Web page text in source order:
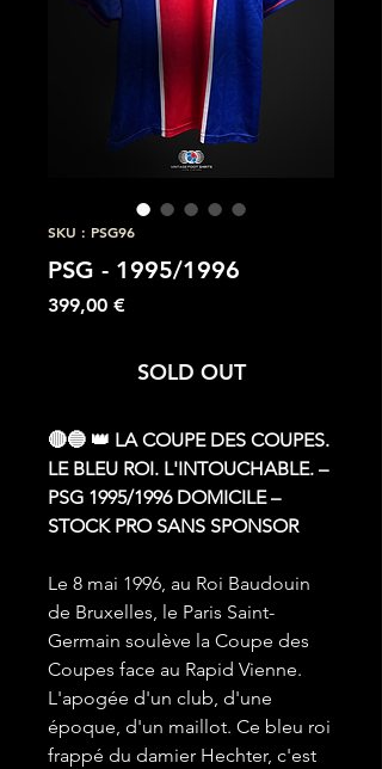
SKU : PSG96
PSG - 1995/1996
399,00 €Prix
SOLD OUT
🔴🔵 👑 LA COUPE DES COUPES.
LE BLEU ROI. L'INTOUCHABLE. –
PSG 1995/1996 DOMICILE –
STOCK PRO SANS SPONSOR
Le 8 mai 1996, au Roi Baudouin
de Bruxelles, le Paris Saint-
Germain soulève la Coupe des
Coupes face au Rapid Vienne.
L'apogée d'un club, d'une
époque, d'un maillot. Ce bleu roi
frappé du damier Hechter, c'est